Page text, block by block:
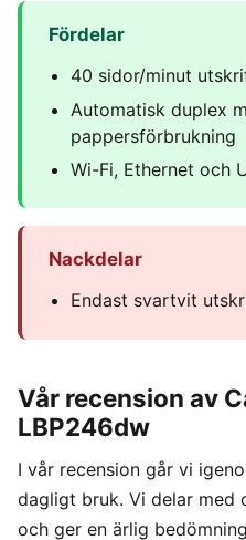
Fördelar
40 sidor/minut
Automatisk duplex
pappersförbrukning
Wi-Fi, Ethernet och
Nackdelar
Endast svartvit
Vår recension av
LBP246dw
I vår recension går vi
dagligt bruk. Vi delar med
och ger en ärlig